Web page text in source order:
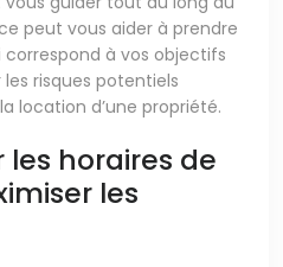
peut vous aider à prendre
à vos objectifs
risques potentiels
location d’une propriété.
les horaires de
les